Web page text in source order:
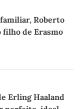
Roberto
filho de Erasmo
Erling Haaland